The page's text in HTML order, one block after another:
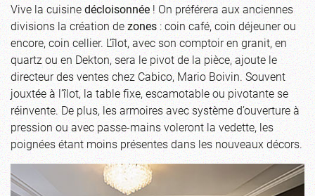
Vive la cuisinedécloisonnée! On préférera aux anciennes
divisions la création dezones: coin café, coin déjeuner ou
encore, coin cellier. L’îlot, avec son comptoir en granit, en
quartz ou en Dekton, sera le pivot de la pièce, ajoute le
directeur des ventes chez Cabico, Mario Boivin. Souvent
jouxtée à l’îlot, la table fixe, escamotable ou pivotante se
réinvente. De plus, les armoires avec système d’ouverture à
pression ou avec passe-mains voleront la vedette, les
poignées étant moins présentes dans les nouveaux décors.